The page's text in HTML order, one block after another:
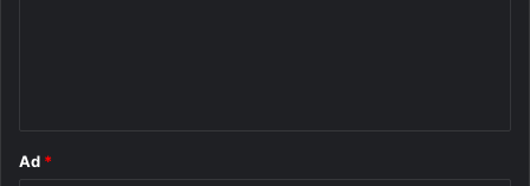
Ad *